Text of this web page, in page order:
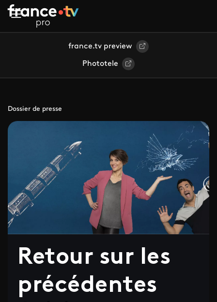
Aller au contenu principal
france.tv preview
Phototele
Dossier de presse
Retour sur les
précédentes